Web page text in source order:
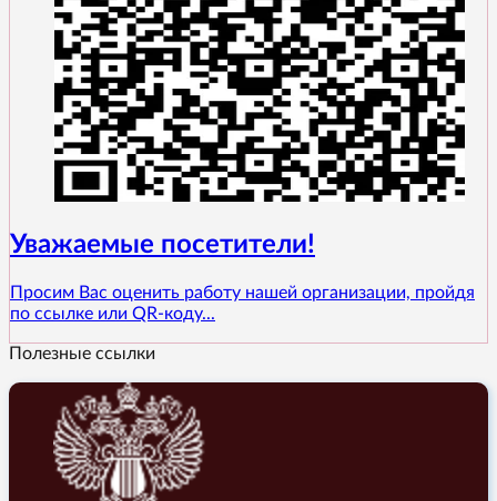
Уважаемые посетители!
Просим Вас оценить работу нашей организации, пройдя
по ссылке или QR-коду...
Полезные ссылки